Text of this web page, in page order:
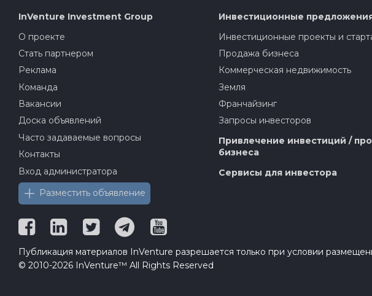
InVenture Investment Group
О проекте
Стать партнером
Реклама
Команда
Вакансии
Доска объявлений
Часто задаваемые вопросы
Контакты
Вход администратора
Разместить объявление
Инвестиционные
Инвестиционные проекты и
Продажа бизнеса
Коммерческая недвижимость
Земля
Франчайзинг
Запросы инвесторов
Привлечение инвестиций /
бизнеса
Сервисы для инвестора
Публикация материалов InVenture разрешается только при условии
© 2010-2026 InVenture™ All Rights Reserved